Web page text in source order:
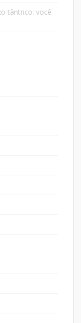
tântrico: você